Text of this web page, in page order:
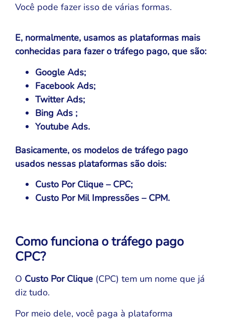
Você pode fazer isso de várias formas.
E, normalmente, usamos as plataformas mais
conhecidas para fazer o tráfego pago, que são:
Google Ads;
Facebook Ads;
Twitter Ads;
Bing Ads ;
Youtube Ads.
Basicamente, os modelos de tráfego pago
usados nessas plataformas são dois:
Custo Por Clique – CPC;
Custo Por Mil Impressões – CPM.
Como funciona o tráfego pago
CPC?
O Custo Por Clique (CPC) tem um nome que já
diz tudo.
Por meio dele, você paga à plataforma